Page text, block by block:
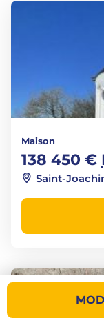
Maison
138 450 €
Saint-